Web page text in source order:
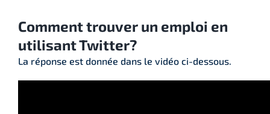
Comment trouver un emploi en
utilisant Twitter?
La réponse est donnée dans le vidéo ci-dessous.